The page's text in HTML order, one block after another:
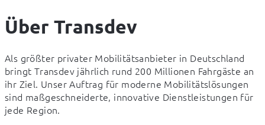
Über Transdev
Als größter privater Mobilitätsanbieter in Deutschland
bringt Transdev jährlich rund 200 Millionen Fahrgäste an
ihr Ziel. Unser Auftrag für moderne Mobilitätslösungen
sind maßgeschneiderte, innovative Dienstleistungen für
jede Region.